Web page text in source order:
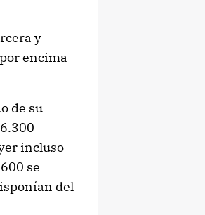
y
encima
de su
incluso
se
del